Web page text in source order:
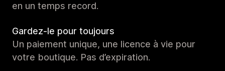
en un temps record.
Gardez-le pour toujours
Un paiement unique, une licence à vie pour
votre boutique. Pas d’expiration.